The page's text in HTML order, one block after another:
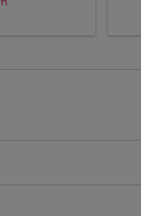
offers-disclaimer.
offers-disclaimer.
view-offers-
cmp-view-offers-
cmp-view-
PNH–GVA: cmp-view-
PNH–GVA: cmp-
PNH–GVA: